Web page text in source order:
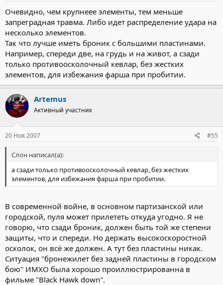
Очевидно, чем крупнеее элементы, тем меньше
запреградная травма. Либо идет распределение удара на
несколько элементов.
Так что лучше иметь броник с большими пластинами.
Например, спереди две, на грудь и на живот, а сзади
только противоосколочный кевлар, без жестких
элементов, для избежания фарша при пробитии.
Artemus
Активный участник
20 Ноя 2007 #55
Слон написал(а):
а сзади только противоосколочный кевлар, без жестких
элементов, для избежания фарша при пробитии.
В современной войне, в основном партизанской или
городской, пуля может прилететь откуда угодно. Я не
говорю, что сзади броник, должен быть той же степени
защиты, что и спереди. Но держать высокоскоростной
осколок, он всё же должен. А тут без пластины никак.
Ситуация "бронежилет без задней пластины в городском
бою" ИМХО была хорошо проиллюстрированна в
фильме "Black Hawk down".